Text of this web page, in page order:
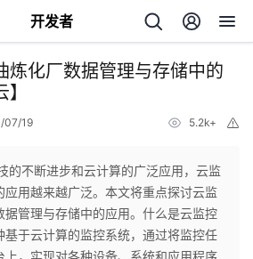
开发者
炼化厂数据管理与存储中的
07/19 5.2k+
的不断进步和云计算的广泛应用，云监
应用越来越广泛。本文将重点探讨云监
据管理与存储中的应用。什么是云监控
基于云计算的监控系统，通过将监控任
上，实现对各种设备、系统和应用程序